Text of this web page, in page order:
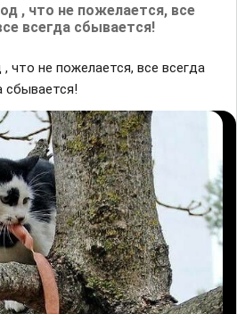
, что не пожелается, все
всегда сбывается!
что не пожелается, все всегда
сбывается!